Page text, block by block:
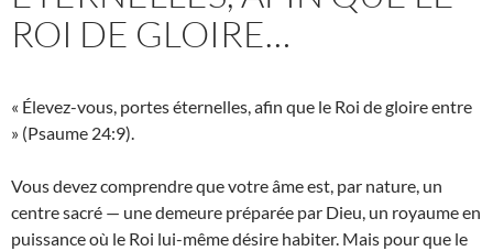
ROI DE GLOIRE…
« Élevez-vous, portes éternelles, afin que le Roi de gloire entre
» (Psaume 24:9).
Vous devez comprendre que votre âme est, par nature, un
centre sacré — une demeure préparée par Dieu, un royaume en
puissance où le Roi lui-même désire habiter. Mais pour que le